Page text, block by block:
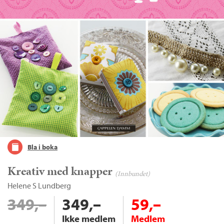
Bla i boka
Kreativ med knapper (Innbundet)
Helene S Lundberg
349,– 349,–
Ikke medlem
59,–
Medlem